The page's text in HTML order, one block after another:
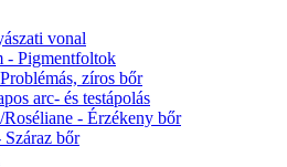
vonal
- Pigmentfoltok
zíros bőr
arc- és testápolás
Roséliane - Érzékeny bőr
Száraz bőr